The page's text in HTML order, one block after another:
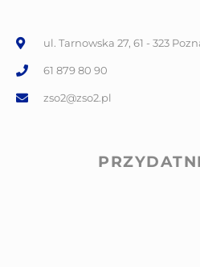
ul. Tarnowska 27, 61 - 323
61 879 80 90
zso2@zso2.pl